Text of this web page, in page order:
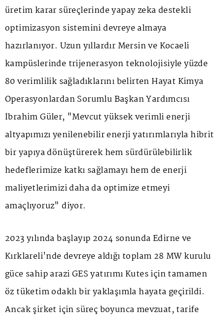
üretim karar süreçlerinde yapay zeka destekli
optimizasyon sistemini devreye almaya
hazırlanıyor. Uzun yıllardır Mersin ve Kocaeli
kampüslerinde trijenerasyon teknolojisiyle yüzde
80 verimlilik sağladıklarını belirten Hayat Kimya
Operasyonlardan Sorumlu Başkan Yardımcısı
İbrahim Güler, "Mevcut yüksek verimli enerji
altyapımızı yenilenebilir enerji yatırımlarıyla hibrit
bir yapıya dönüştürerek hem sürdürülebilirlik
hedeflerimize katkı sağlamayı hem de enerji
maliyetlerimizi daha da optimize etmeyi
amaçlıyoruz" diyor.
2023 yılında başlayıp 2024 sonunda Edirne ve
Kırklareli'nde devreye aldığı toplam 28 MW kurulu
güce sahip arazi GES yatırımı Kutes için tamamen
öz tüketim odaklı bir yaklaşımla hayata geçirildi.
Ancak şirket için süreç boyunca mevzuat, tarife